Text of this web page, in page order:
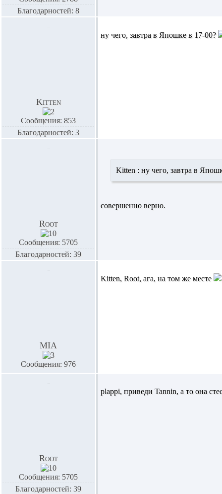
Благодарностей: 8
Kitten
Сообщения: 853
Благодарностей: 3
ну чего, завтра в Япошке в 17-00?
Root
Сообщения: 5705
Благодарностей: 39
Kitten : ну чего, завтра в
совершенно верно.
MIA
Сообщения: 976
Kitten, Root, ага, на том же месте
Root
Сообщения: 5705
Благодарностей: 39
plappi, приведи Tannin, а то она